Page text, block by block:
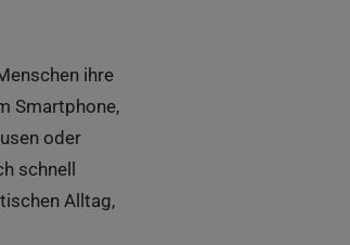
ihre
Smartphone,
oder
schnell
Alltag,